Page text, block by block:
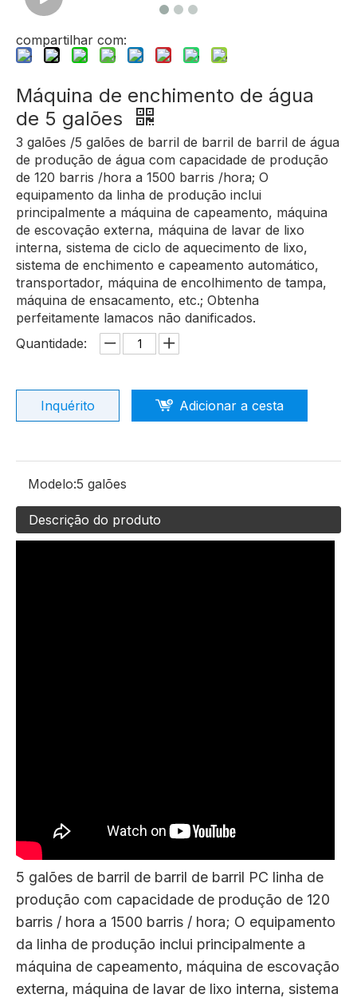
compartilhar com:
Máquina de enchimento de água
de 5 galões
3 galões /5 galões de barril de barril de barril de água
de produção de água com capacidade de produção
de 120 barris /hora a 1500 barris /hora; O
equipamento da linha de produção inclui
principalmente a máquina de capeamento, máquina
de escovação externa, máquina de lavar de lixo
interna, sistema de ciclo de aquecimento de lixo,
sistema de enchimento e capeamento automático,
transportador, máquina de encolhimento de tampa,
máquina de ensacamento, etc.; Obtenha
perfeitamente lamacos não danificados.
Quantidade:
Inquérito Adicionar a cesta
Modelo:5 galões
Descrição do produto
5 galões de barril de barril de barril PC linha de
produção com capacidade de produção de 120
barris / hora a 1500 barris / hora; O equipamento
da linha de produção inclui principalmente a
máquina de capeamento, máquina de escovação
externa, máquina de lavar de lixo interna, sistema